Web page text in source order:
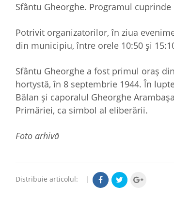
Sfântu Gheorghe. Programul
Potrivit organizatorilor, în ziua
din municipiu, între orele 10:50 şi
Sfântu Gheorghe a fost primul oraş
hortystă, în 8 septembrie 1944. În
Bălan şi caporalul Gheorghe
Primăriei, ca simbol al eliberării.
Foto arhivă
Distribuie articolul: |